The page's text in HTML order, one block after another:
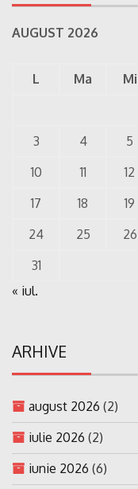
AUGUST 2026
L Ma Mi
3
4 5
10
11 12
17
18 19
24
25 26
31
« iul.
ARHIVE
august 2026 (2)
iulie 2026 (2)
iunie 2026 (6)